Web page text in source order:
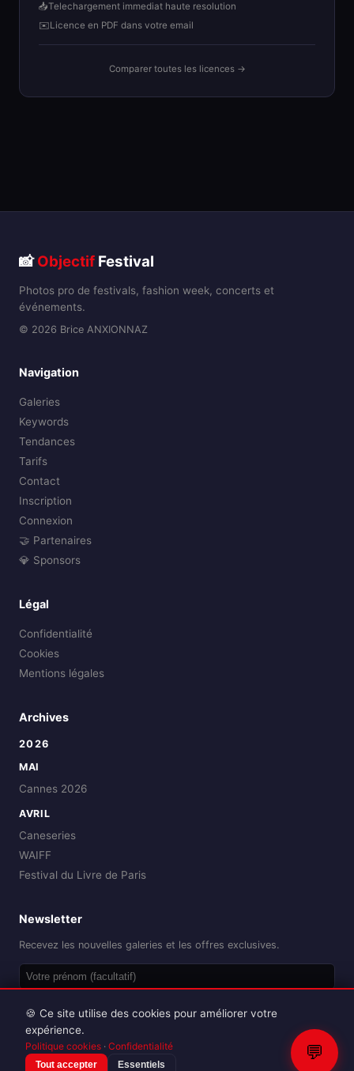
📥Telechargement immediat haute resolution
✉️Licence en PDF dans votre email
Comparer toutes les licences →
📸Objectif Festival
Photos pro de festivals, fashion week, concerts et
événements.
© 2026 Brice ANXIONNAZ
Navigation
Galeries
Keywords
Tendances
Tarifs
Contact
Inscription
Connexion
🤝 Partenaires
💎 Sponsors
Légal
Confidentialité
Cookies
Mentions légales
Archives
2026
MAI
Cannes 2026
AVRIL
Caneseries
WAIFF
Festival du Livre de Paris
Newsletter
Recevez les nouvelles galeries et les offres exclusives.
Reproduction interdite sans autorisation.
💬
🍪 Ce site utilise des cookies pour améliorer votre
expérience.
Politique cookies · Confidentialité
Tout accepter Essentiels